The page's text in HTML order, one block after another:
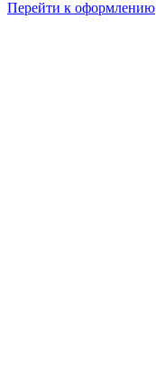
Перейти к оформлению